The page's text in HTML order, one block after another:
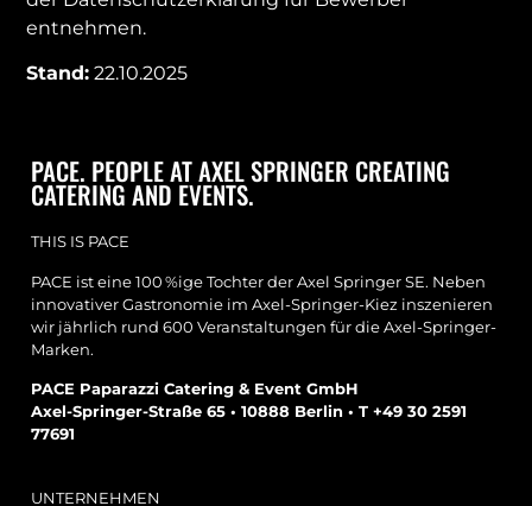
entnehmen.
Stand: 22.10.2025
PACE. PEOPLE AT AXEL SPRINGER CREATING
CATERING AND EVENTS.
THIS IS PACE
PACE ist eine 100 %ige Tochter der Axel Springer SE. Neben
innovativer Gastronomie im Axel-Springer-Kiez inszenieren
wir jährlich rund 600 Veranstaltungen für die Axel-Springer-
Marken.
PACE Paparazzi Catering & Event GmbH
Axel-Springer-Straße 65 • 10888 Berlin • T +49 30 2591
77691
UNTERNEHMEN